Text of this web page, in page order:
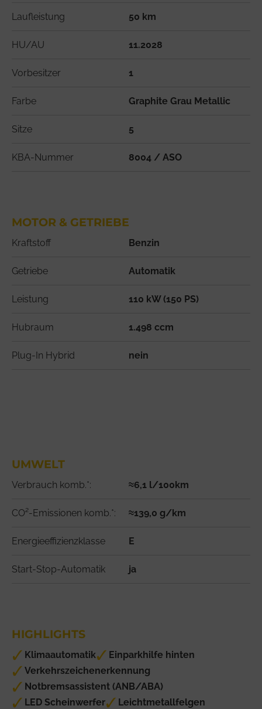
Laufleistung 50 km
HU/AU 11.2028
Vorbesitzer 1
Farbe Graphite Grau Metallic
Sitze 5
KBA-Nummer 8004 / ASO
MOTOR & GETRIEBE
Kraftstoff Benzin
Getriebe Automatik
Leistung 110 kW (150 PS)
Hubraum 1.498 ccm
Plug-In Hybrid nein
UMWELT
Verbrauch komb.*: ≈6,1 l/100km
CO²-Emissionen komb.*: ≈139,0 g/km
Energieeffizienzklasse E
Start-Stop-Automatik ja
HIGHLIGHTS
Klimaautomatik
Einparkhilfe hinten
Verkehrszeichenerkennung
Notbremsassistent (ANB/ABA)
LED Scheinwerfer
Leichtmetallfelgen